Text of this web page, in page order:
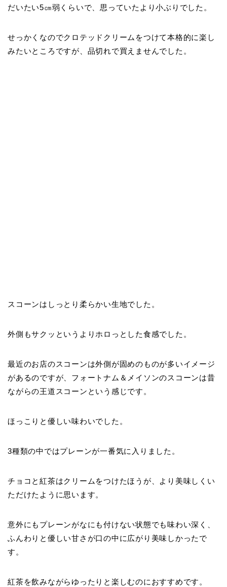
だいたい5㎝弱くらいで、思っていたより小ぶりでした。
せっかくなのでクロテッドクリームをつけて本格的に楽し
みたいところですが、品切れで買えませんでした。
スコーンはしっとり柔らかい生地でした。
外側もサクッというよりホロっとした食感でした。
最近のお店のスコーンは外側が固めのものが多いイメージ
があるのですが、フォートナム＆メイソンのスコーンは昔
ながらの王道スコーンという感じです。
ほっこりと優しい味わいでした。
3種類の中ではプレーンが一番気に入りました。
チョコと紅茶はクリームをつけたほうが、より美味しくい
ただけたように思います。
意外にもプレーンがなにも付けない状態でも味わい深く、
ふんわりと優しい甘さが口の中に広がり美味しかったで
す。
紅茶を飲みながらゆったりと楽しむのにおすすめです。